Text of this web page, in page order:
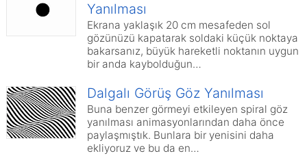
Yanılması
Ekrana yaklaşık 20 cm mesafeden sol
gözünüzü kapatarak soldaki küçük noktaya
bakarsanız, büyük hareketli noktanın uygun
bir anda kaybolduğun…
Dalgalı Görüş Göz Yanılması
Buna benzer görmeyi etkileyen spiral göz
yanılması animasyonlarından daha önce
paylaşmıştık. Bunlara bir yenisini daha
ekliyoruz ve bu da en…